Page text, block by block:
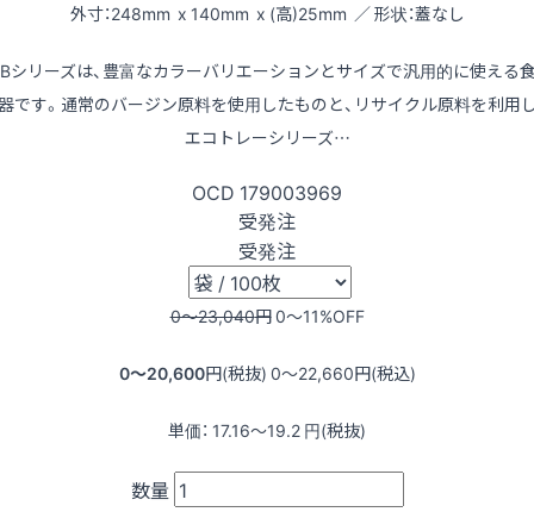
外寸：248mm x 140mm x (高)25mm ／ 形状：蓋なし
シリーズは、豊富なカラーバリエーションとサイズで汎用的に使える
です。通常のバージン原料を使用したものと、リサイクル原料を利用
エコトレーシリーズ…
OCD 179003969
受発注
受発注
0〜23,040円0〜11%OFF
0〜20,600円(税抜) 0〜22,660円(税込)
単価： 17.16〜19.2 円(税抜)
数量